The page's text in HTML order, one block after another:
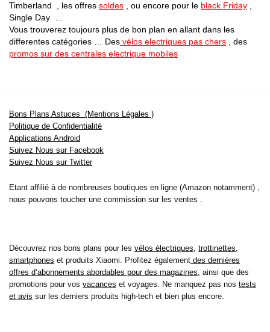
Timberland , les offres soldes , ou encore pour le black Friday ,
Single Day …
Vous trouverez toujours plus de bon plan en allant dans les
differentes catégories … Des vélos electriques pas chers , des
promos sur des centrales electrique mobiles
Bons Plans Astuces (Mentions Légales )
Politique de Confidentialité
Applications Android
Suivez Nous sur Facebook
Suivez Nous sur Twitter
Etant affilié à de nombreuses boutiques en ligne (Amazon notamment) ,
nous pouvons toucher une commission sur les ventes .
Découvrez nos bons plans pour les vélos électriques, trottinettes,
smartphones et produits Xiaomi. Profitez également des dernières
offres d’abonnements abordables pour des magazines, ainsi que des
promotions pour vos vacances et voyages. Ne manquez pas nos tests
et avis sur les derniers produits high-tech et bien plus encore.